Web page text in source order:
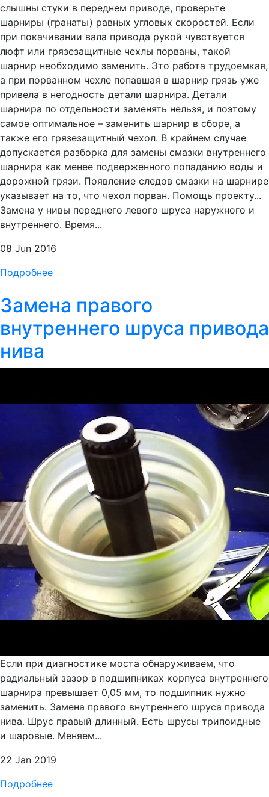
слышны стуки в переднем приводе, проверьте
шарниры (гранаты) равных угловых скоростей. Если
при покачивании вала привода рукой чувствуется
люфт или грязезащитные чехлы порваны, такой
шарнир необходимо заменить. Это работа трудоемкая,
а при порванном чехле попавшая в шарнир грязь уже
привела в негодность детали шарнира. Детали
шарнира по отдельности заменять нельзя, и поэтому
самое оптимальное – заменить шарнир в сборе, а
также его грязезащитный чехол. В крайнем случае
допускается разборка для замены смазки внутреннего
шарнира как менее подверженного попаданию воды и
дорожной грязи. Появление следов смазки на шарнире
указывает на то, что чехол порван. Помощь проекту...
Замена у нивы переднего левого шруса наружного и
внутреннего. Время...
08 Jun 2016
Подробнее
Замена правого
внутреннего шруса привода
нива
Если при диагностике моста обнаруживаем, что
радиальный зазор в подшипниках корпуса внутреннего
шарнира превышает 0,05 мм, то подшипник нужно
заменить. Замена правого внутреннего шруса привода
нива. Шрус правый длинный. Есть шрусы трипоидные
и шаровые. Меняем...
22 Jan 2019
Подробнее